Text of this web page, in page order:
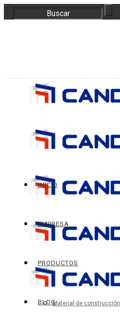
INICIO
EMPRESA
PRODUCTOS
Material de construcción
BLOG